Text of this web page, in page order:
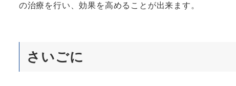
の治療を行い、効果を高めることが出来ます。
さいごに